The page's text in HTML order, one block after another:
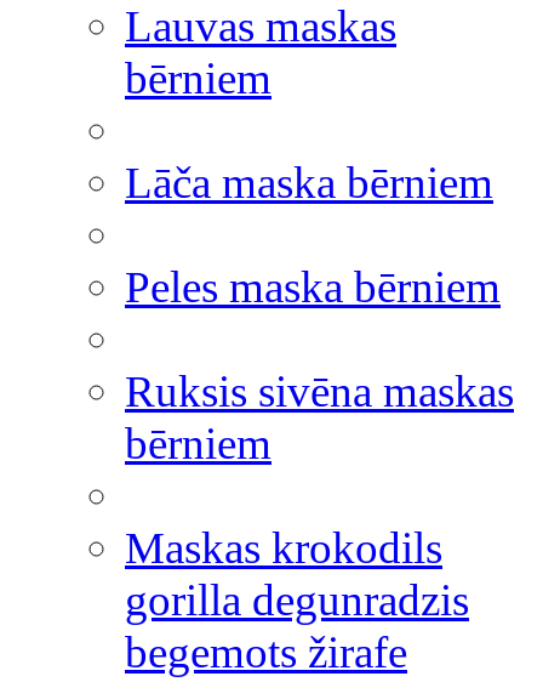
Lauvas maskas
bērniem
Lāča maska bērniem
Peles maska bērniem
Ruksis sivēna maskas
bērniem
Maskas krokodils
gorilla degunradzis
begemots žirafe